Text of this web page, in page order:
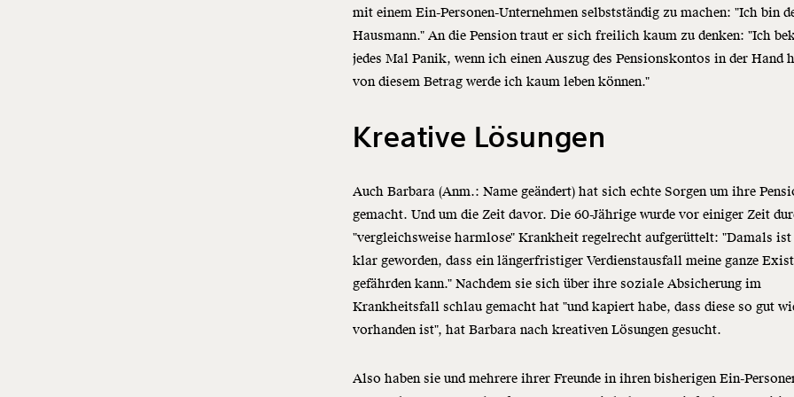
mit einem Ein-Personen-Unternehmen selbstständig zu machen: "Ich bin
Hausmann." An die Pension traut er sich freilich kaum zu denken: "Ich
jedes Mal Panik, wenn ich einen Auszug des Pensionskontos in der Hand
von diesem Betrag werde ich kaum leben können."
Kreative Lösungen
Auch Barbara (Anm.: Name geändert) hat sich echte Sorgen um ihre
gemacht. Und um die Zeit davor. Die 60-Jährige wurde vor einiger Zeit
"vergleichsweise harmlose" Krankheit regelrecht aufgerüttelt: "Damals
klar geworden, dass ein längerfristiger Verdienstausfall meine ganze
gefährden kann." Nachdem sie sich über ihre soziale Absicherung im
Krankheitsfall schlau gemacht hat "und kapiert habe, dass diese so gut
vorhanden ist", hat Barbara nach kreativen Lösungen gesucht.
Also haben sie und mehrere ihrer Freunde in ihren bisherigen Ein-